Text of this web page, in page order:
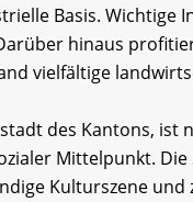
Basis. Wichtige
hinaus
vielfältige
des Kantons, ist
Mittelpunkt.
Kulturszene